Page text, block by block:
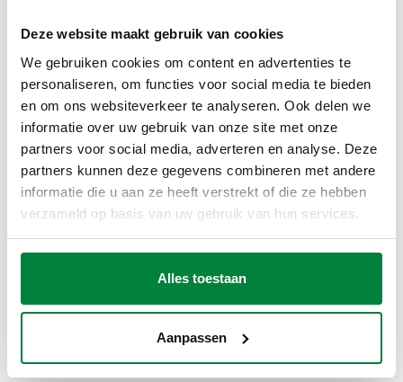
Deze website maakt gebruik van cookies
We gebruiken cookies om content en advertenties te
personaliseren, om functies voor social media te bieden
en om ons websiteverkeer te analyseren. Ook delen we
informatie over uw gebruik van onze site met onze
partners voor social media, adverteren en analyse. Deze
partners kunnen deze gegevens combineren met andere
informatie die u aan ze heeft verstrekt of die ze hebben
verzameld op basis van uw gebruik van hun services.
Alles toestaan
Aanpassen
Aansluiting
546650 DN 50 (EN 1092-1) PN 16
2D-tekeningen
DWG DXF
3D-modellen